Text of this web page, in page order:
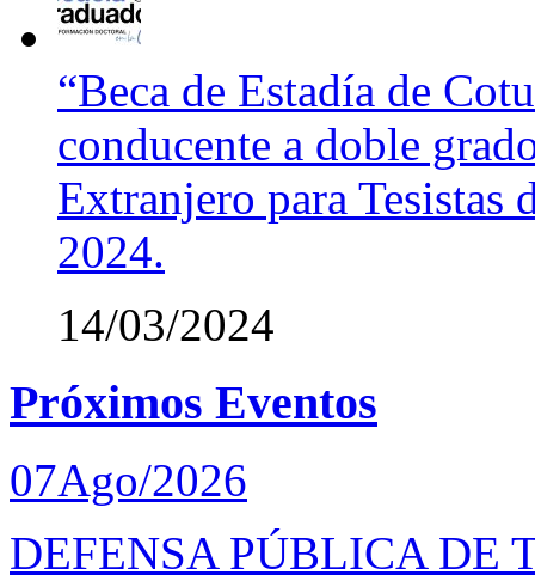
“Beca de Estadía de
conducente a doble
Extranjero para Tesistas
2024.
14/03/2024
Próximos Eventos
07Ago/2026
DEFENSA PÚBLICA DE